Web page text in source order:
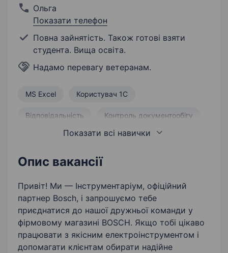
Ольга
Показати телефон
Повна зайнятість. Також готові взяти
студента. Вища освіта.
Надамо перевагу ветеранам.
MS Excel Користувач 1С
Відповідальність Контроль документообігу
Грамотна усна та письмова мова
Організація логістики
Продаж B2B Продаж B2C
Прийом вхідних дзвінків
Показати всі навички
Опис вакансії
Привіт! Ми — Інструментаріум, офіційний
партнер Bosch, і запрошуємо тебе
приєднатися до нашої дружньої команди у
фірмовому магазині BOSCH. Якщо тобі цікаво
працювати з якісним електроінструментом і
допомагати клієнтам обирати надійне